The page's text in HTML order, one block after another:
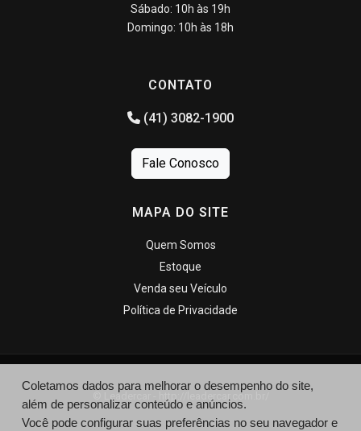
Sábado: 10h às 19h
Domingo: 10h às 18h
CONTATO
(41) 3082-1900
Fale Conosco
MAPA DO SITE
Quem Somos
Estoque
Venda seu Veículo
Política de Privacidade
© Leadercar - http://leadercar.com.br/
Coletamos dados para melhorar o desempenho do site,
além de personalizar conteúdo e anúncios.
Você pode configurar suas preferências no seu navegador e